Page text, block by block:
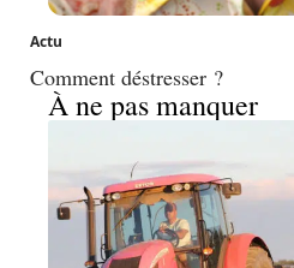
Actu
Comment déstresser ?
À ne pas manquer